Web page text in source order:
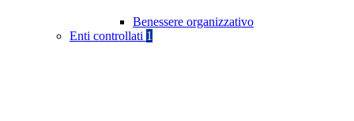
Benessere organizzativo
Enti controllati 1